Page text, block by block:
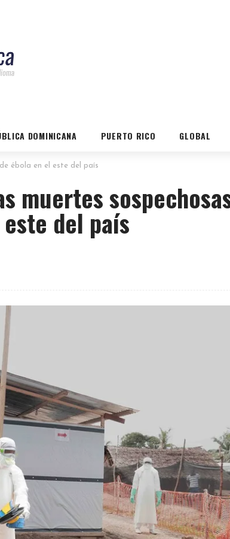
DOMINICANA PUERTO RICO GLOBAL
ébola en el este del país
muertes
del país